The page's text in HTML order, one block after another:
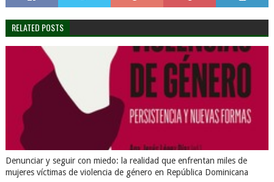
RELATED POSTS
Denunciar y seguir con miedo: la realidad que enfrentan miles de
mujeres víctimas de violencia de género en República Dominicana